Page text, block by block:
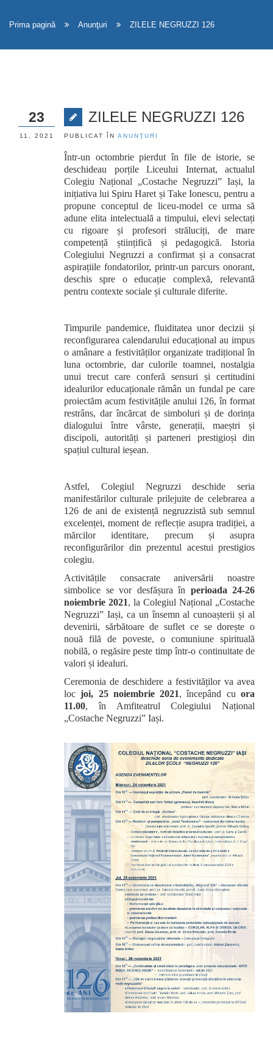
Prima pagină Anunţuri ZILELE NEGRUZZI 126
ZILELE NEGRUZZI 126
PUBLICAT ÎN ANUNŢURI
Într-un octombrie pierdut în file de istorie, se
deschideau porțile Liceului Internat, actualul
Colegiu Național „Costache Negruzzi” Iași, la
inițiativa lui Spiru Haret și Take Ionescu, pentru a
propune conceptul de liceu-model ce urma să
adune elita intelectuală a timpului, elevi selectați
cu rigoare și profesori străluciți, de mare
competență științifică și pedagogică. Istoria
Colegiului Negruzzi a confirmat și a consacrat
aspirațiile fondatorilor, printr-un parcurs onorant,
deschis spre o educație complexă, relevantă
pentru contexte sociale și culturale diferite.
Timpurile pandemice, fluiditatea unor decizii și
reconfigurarea calendarului educațional au impus
o amânare a festivităților organizate tradițional în
luna octombrie, dar culorile toamnei, nostalgia
unui trecut care conferă sensuri și certitudini
idealurilor educaționale rămân un fundal pe care
proiectăm acum festivitățile anului 126, în format
restrâns, dar încărcat de simboluri și de dorința
dialogului între vârste, generații, maeștri și
discipoli, autorități și parteneri prestigioși din
spațiul cultural ieșean.
Astfel, Colegiul Negruzzi deschide seria
manifestărilor culturale prilejuite de celebrarea a
126 de ani de existență negruzzistă sub semnul
excelenței, moment de reflecție asupra tradiției, a
mărcilor identitare, precum și asupra
reconfigurărilor din prezentul acestui prestigios
colegiu.
Activitățile consacrate aniversării noastre
simbolice se vor desfășura în perioada 24-26
noiembrie 2021, la Colegiul Național „Costache
Negruzzi” Iași, ca un însemn al cunoașterii și al
devenirii, sărbătoare de suflet ce se dorește o
nouă filă de poveste, o comuniune spirituală
nobilă, o regăsire peste timp într-o continuitate de
valori și idealuri.
Ceremonia de deschidere a festivităților va avea
locjoi, 25 noiembrie 2021, începând cuora
11.00, în Amfiteatrul Colegiului Național
„Costache Negruzzi” Iași.
23
11, 2021